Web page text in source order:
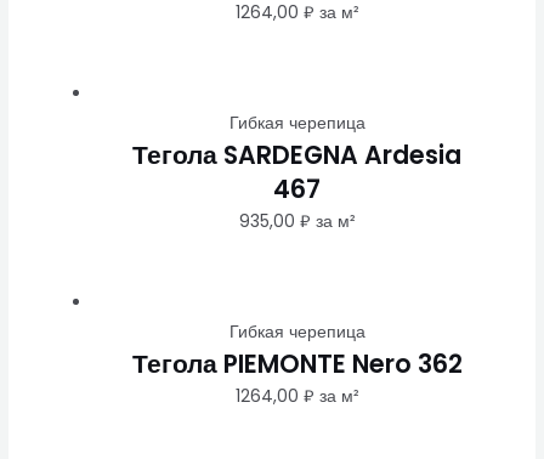
1264,00 ₽ за м²
Гибкая черепица
Тегола SARDEGNA Ardesia
467
935,00 ₽ за м²
Гибкая черепица
Тегола PIEMONTE Nero 362
1264,00 ₽ за м²